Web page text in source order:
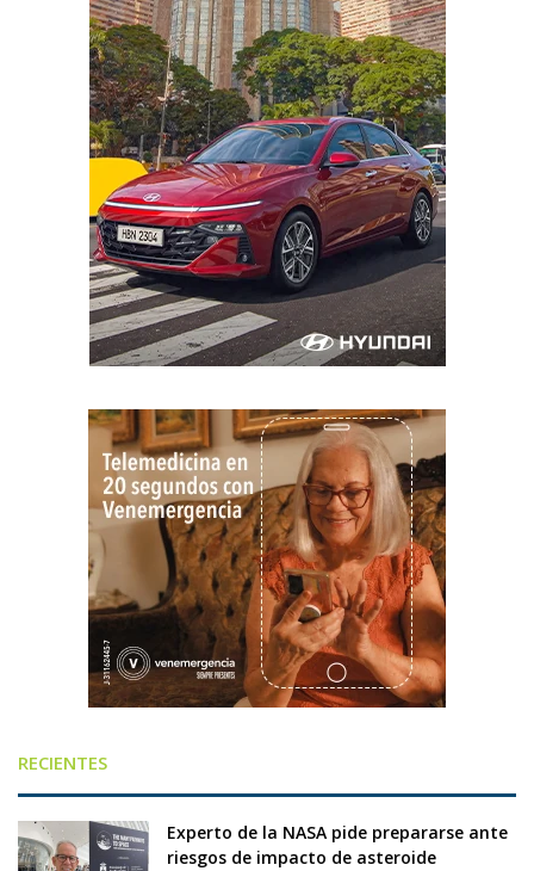
RECIENTES
Experto de la NASA pide prepararse ante
riesgos de impacto de asteroide